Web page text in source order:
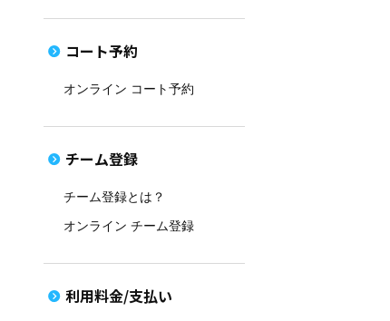
コート予約
オンライン コート予約
チーム登録
チーム登録とは？
オンライン チーム登録
利用料金/支払い